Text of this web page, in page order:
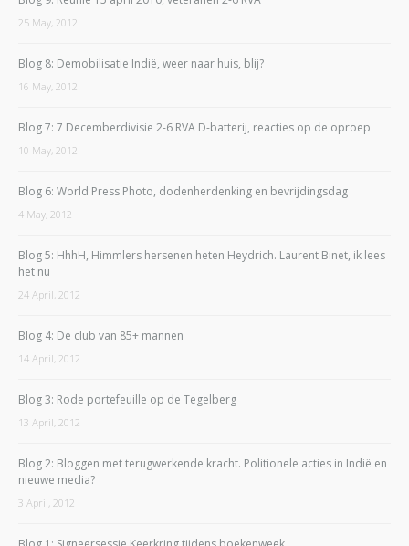
25 May, 2012
Blog 8: Demobilisatie Indië, weer naar huis, blij?
16 May, 2012
Blog 7: 7 Decemberdivisie 2-6 RVA D-batterij, reacties op de oproep
10 May, 2012
Blog 6: World Press Photo, dodenherdenking en bevrijdingsdag
4 May, 2012
Blog 5: HhhH, Himmlers hersenen heten Heydrich. Laurent Binet, ik lees
het nu
24 April, 2012
Blog 4: De club van 85+ mannen
14 April, 2012
Blog 3: Rode portefeuille op de Tegelberg
13 April, 2012
Blog 2: Bloggen met terugwerkende kracht. Politionele acties in Indië en
nieuwe media?
3 April, 2012